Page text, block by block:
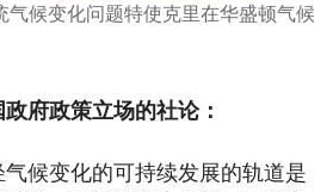
气候变化问题特使克里在华盛顿气候
府政策立场的社论：
候变化的可持续发展的轨道是